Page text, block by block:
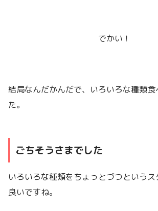
でかい！
結局なんだかんだで、いろいろな種類
た。
ごちそうさまでした
いろいろな種類をちょっとづつという
良いですね。